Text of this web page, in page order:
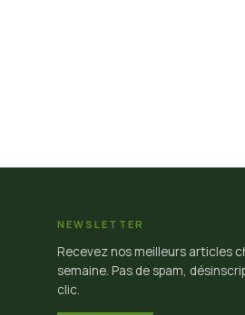
NEWSLETTER
Recevez nos meilleurs articles
semaine. Pas de spam,
clic.